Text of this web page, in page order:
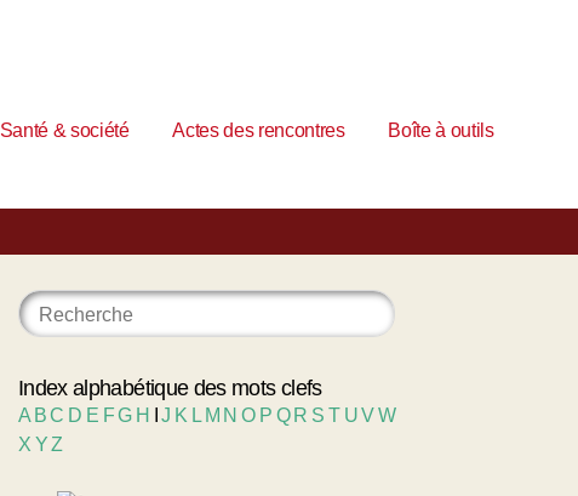
Santé & société Actes des rencontres
Boîte à outils
Index alphabétique des mots clefs
A BC D E FG H IJ K L M NO P Q R S T UVW
X YZ